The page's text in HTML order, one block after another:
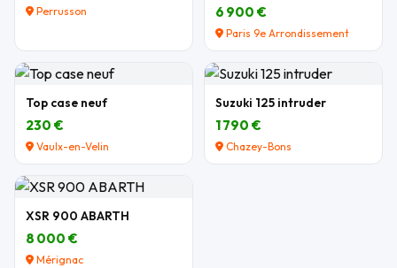
Perrusson 6 900 €
Paris 9e Arrondissement
Top case neuf
230 €
Vaulx-en-Velin
Suzuki 125 intruder
1 790 €
Chazey-Bons
XSR 900 ABARTH
8 000 €
Mérignac